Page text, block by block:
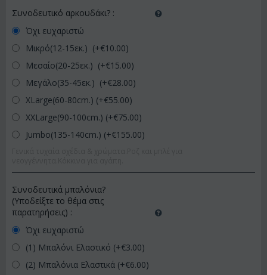
Συνοδευτικό αρκουδάκι? :
Όχι ευχαριστώ
Μικρό(12-15εκ.) (+€10.00)
Μεσαίο(20-25εκ.) (+€15.00)
Μεγάλο(35-45εκ.) (+€28.00)
XLarge(60-80cm.) (+€55.00)
XXLarge(90-100cm.) (+€75.00)
Jumbo(135-140cm.) (+€155.00)
Συνοδευτικά μπαλόνια?
(Υποδείξτε το θέμα στις
παρατηρήσεις) :
Όχι ευχαριστώ
(1) Μπαλόνι Ελαστικό (+€3.00)
(2) Μπαλόνια Ελαστικά (+€6.00)